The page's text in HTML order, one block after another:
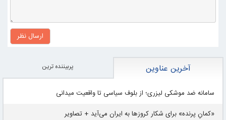
ارسال نظر
آخرین عناوین پربيننده ترين
سامانه ضد موشکی لیزری؛ از بلوف سیاسی تا واقعیت میدانی
«کمانِ پرنده» برای شکار کروزها به ایران می‌آید + تصاویر